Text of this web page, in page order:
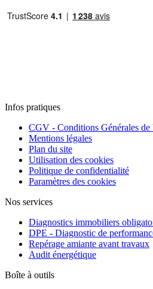
Infos pratiques
CGV - Conditions Générales de
Mentions légales
Plan du site
Utilisation des cookies
Politique de confidentialité
Paramètres des cookies
Nos services
Diagnostics immobiliers
DPE - Diagnostic de
Repérage amiante avant travaux
Audit énergétique
Boîte à outils